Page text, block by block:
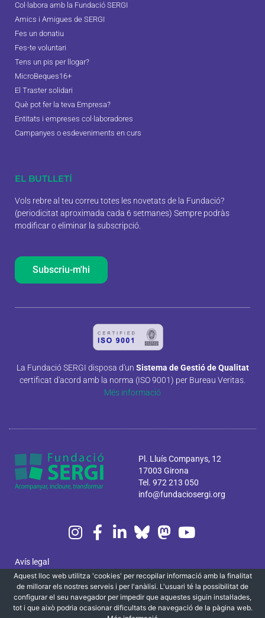
Col·labora amb la Fundació SERGI
Amics i Amigues de SERGI
Fes un donatiu
Fes-te voluntari
Tens un pis per llogar?
MicroBeques16+
El Traster solidari
Què pot fer la teva Empresa?
Entitats i empreses col·laboradores
Campanyes o esdeveniments en curs
EL BUTLLETÍ
Vols rebre al teu correu totes les novetats de la Fundació?
(periodicitat aproximada cada 6 setmanes) Sempre podràs
modificar o eliminar la subscripció.
Subscriu-m'hi
La Fundació SERGI disposa d'un Sistema de Gestió de Qualitat
certificat d'acord amb la norma (ISO 9001) per Bureau Veritas.
Més informació
Pl. Lluís Companys, 12
17003 Girona
Tel. 972 213 050
info@fundaciosergi.org
Avís legal
Política de privacitat i cookies
Canal ètic
Aquest lloc web utilitza 'cookies' per recopilar informació amb la finalitat
de millorar els nostres serveis i per l'anàlisi. L'usuari té la possibilitat de
configurar el seu navegador per impedir que aquestes siguin instal·lades,
tot i que això podria ocasionar dificultats de navegació de la pàgina web.